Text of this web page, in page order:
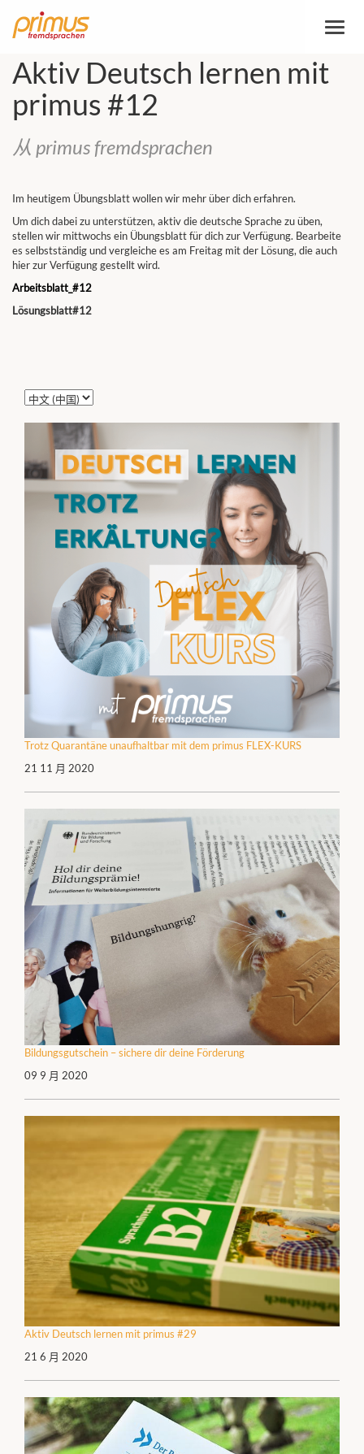
切
Aktiv Deutsch lernen mit
primus #12
从 primus fremdsprachen
Im heutigem Übungsblatt wollen wir mehr über dich erfahren.
Um dich dabei zu unterstützen, aktiv die deutsche Sprache zu üben,
stellen wir mittwochs ein Übungsblatt für dich zur Verfügung. Bearbeite
es selbstständig und vergleiche es am Freitag mit der Lösung, die auch
hier zur Verfügung gestellt wird.
Arbeitsblatt_#12
Lösungsblatt#12
选
语
Trotz Quarantäne unaufhaltbar mit dem primus FLEX-KURS
21 11 月 2020
Bildungsgutschein – sichere dir deine Förderung
09 9 月 2020
Aktiv Deutsch lernen mit primus #29
21 6 月 2020